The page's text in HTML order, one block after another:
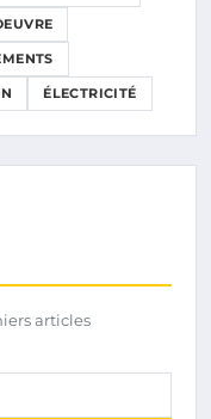
ÉLECTRICITÉ
articles